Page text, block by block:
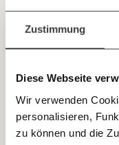
Zustimmung
Diese Webseite
Wir verwenden
personalisieren,
zu können und die
JETZT
TEILEN.
mit
E-Mail-
schaffen,
einer wesentlich
hatten mit einer
Daraus lassen